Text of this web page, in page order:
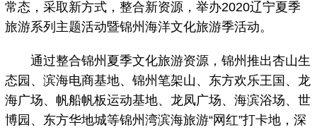
常态，采取新方式，整合新资源，举办2020辽宁夏季
旅游系列主题活动暨锦州海洋文化旅游季活动。
通过整合锦州夏季文化旅游资源，锦州推出杏山生
态园、滨海电商基地、锦州笔架山、东方欢乐王国、龙
海广场、帆船帆板运动基地、龙凤广场、海滨浴场、世
博园、东方华地城等锦州湾滨海旅游“网红”打卡地，深